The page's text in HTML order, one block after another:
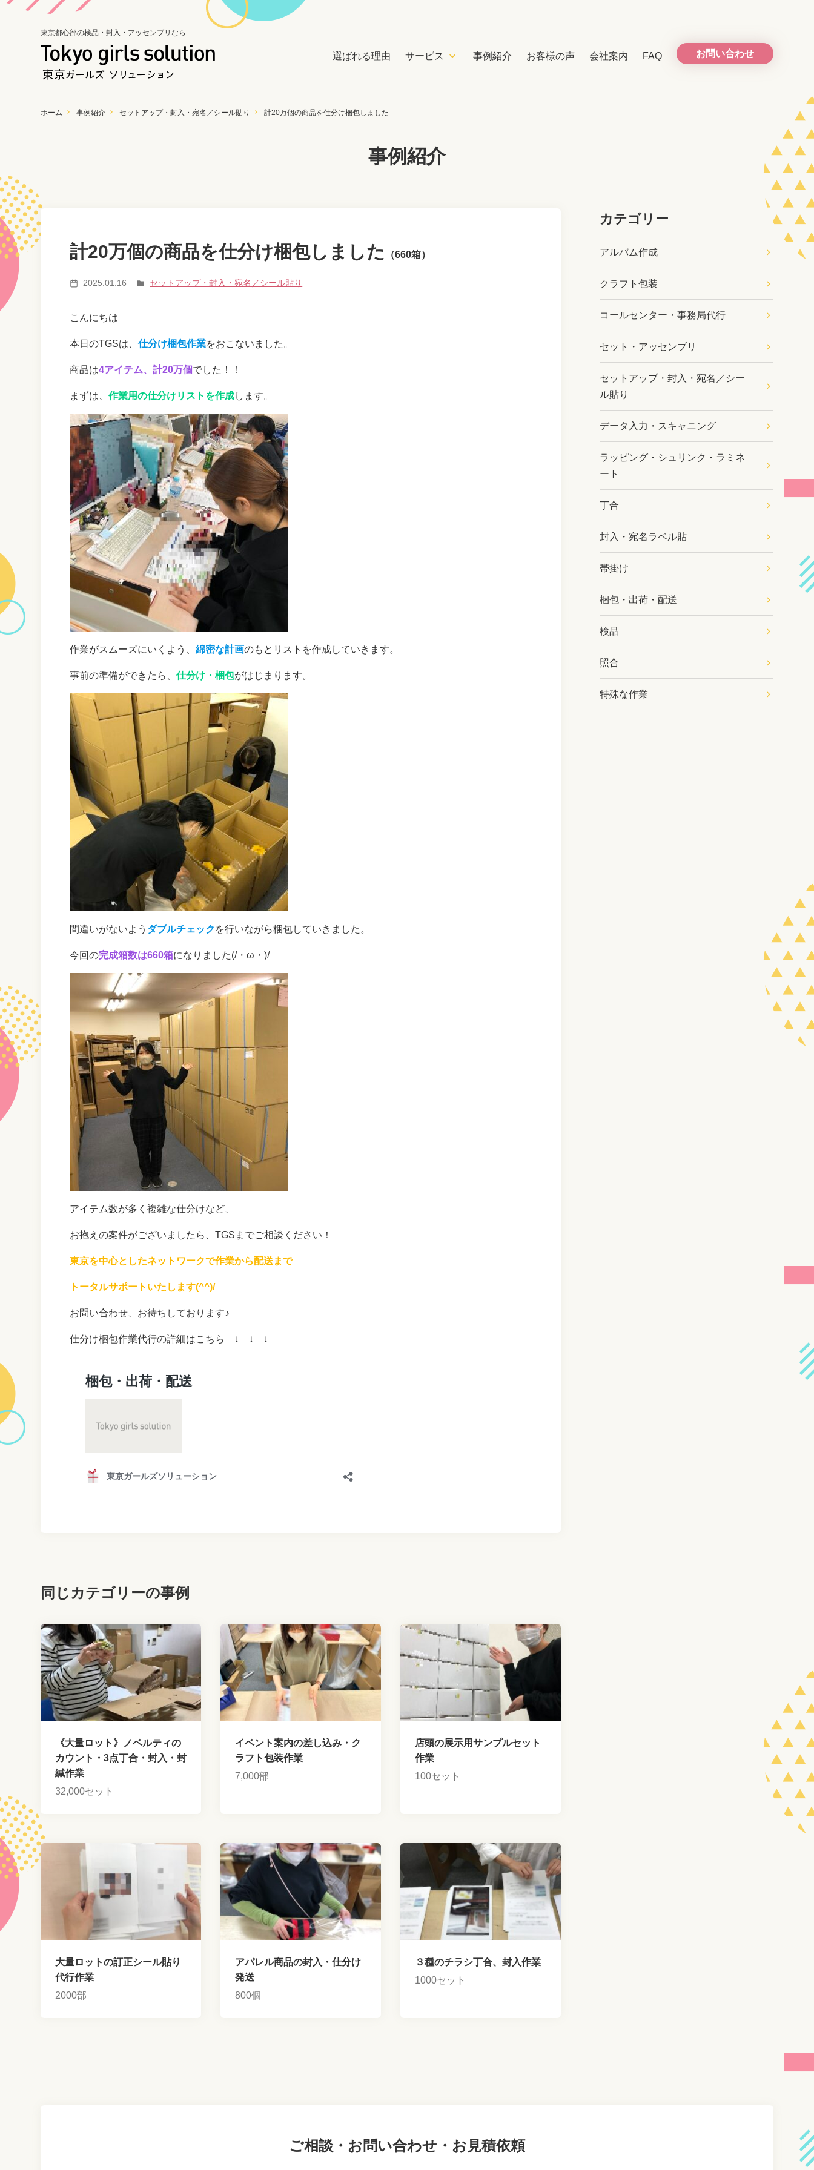
東京都心部の検品・封入・アッセンブリなら
選ばれる理由 サービス 事例紹介 お客様の声 会社案内 FAQ お問い合わせ
ホーム 事例紹介 セットアップ・封入・宛名／シール貼り 計20万個の商品を仕分け梱包しました
事例紹介
計20万個の商品を仕分け梱包しました （660箱）
2025.01.16 セットアップ・封入・宛名／シール貼り
こんにちは
本日のTGSは、仕分け梱包作業をおこないました。
商品は4アイテム、計20万個でした！！
まずは、作業用の仕分けリストを作成します。
作業がスムーズにいくよう、綿密な計画のもとリストを作成していきます。
事前の準備ができたら、仕分け・梱包がはじまります。
間違いがないよう ダブルチェック を行いながら梱包していきました。
今回の完成箱数は660箱になりました(/・ω・)/
アイテム数が多く複雑な仕分けなど、
お抱えの案件がございましたら、TGSまでご相談ください！
東京を中心としたネットワークで作業から配送まで
トータルサポートいたします(^^)/
お問い合わせ、お待ちしております♪
仕分け梱包作業代行の詳細はこちら ↓ ↓ ↓
同じカテゴリーの事例
《大量ロット》ノベルティの
カウント・3点丁合・封入・封
緘作業
32,000セット
イベント案内の差し込み・ク
ラフト包装作業
7,000部
店頭の展示用サンプルセット
作業
100セット
大量ロットの訂正シール貼り
代行作業
2000部
アパレル商品の封入・仕分け
発送
800個
３種のチラシ丁合、封入作業
1000セット
カテゴリー
アルバム作成
クラフト包装
コールセンター・事務局代行
セット・アッセンブリ
セットアップ・封入・宛名／シー
ル貼り
データ入力・スキャニング
ラッピング・シュリンク・ラミネ
ート
丁合
封入・宛名ラベル貼
帯掛け
梱包・出荷・配送
検品
照合
特殊な作業
ご相談・お問い合わせ・お見積依頼